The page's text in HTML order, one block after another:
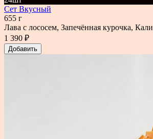
Сет Вкусный
655 г
Лава с лососем, Запечённая курочка,
1 390 ₽
Добавить